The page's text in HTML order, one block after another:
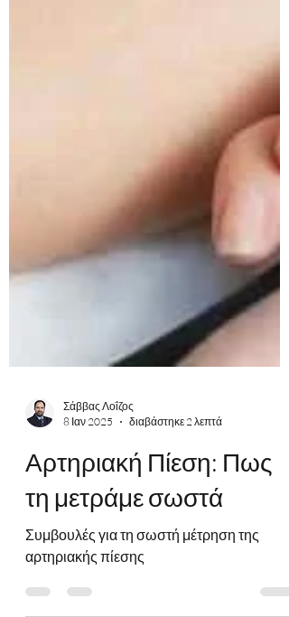
διαβάστηκε 2 λεπτά
Αρτηριακή Πίεση: Πως
τη μετράμε σωστά
Συμβουλές για τη σωστή μέτρηση της
αρτηριακής πίεσης